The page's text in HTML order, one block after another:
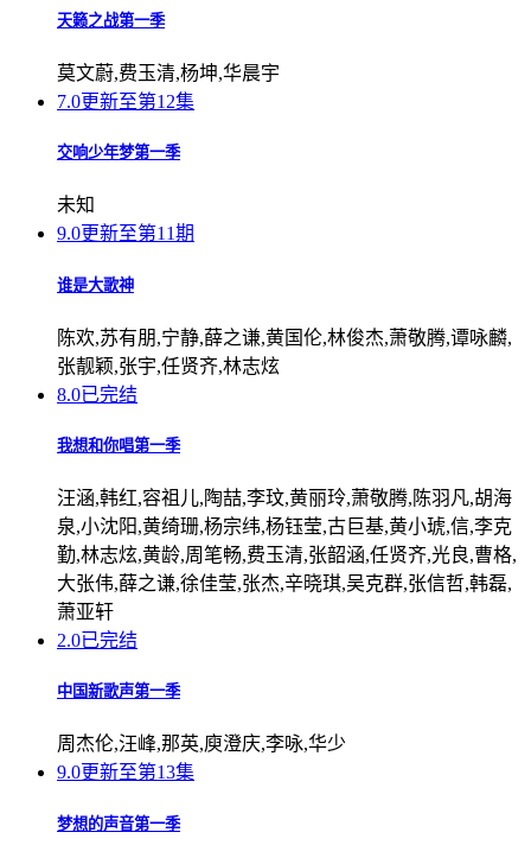
天籁之战第一季
莫文蔚,费玉清,杨坤,华晨宇
7.0更新至第12集
交响少年梦第一季
未知
9.0更新至第11期
谁是大歌神
陈欢,苏有朋,宁静,薛之谦,黄国伦,林俊杰,萧敬腾,谭咏麟,
张靓颖,张宇,任贤齐,林志炫
8.0已完结
我想和你唱第一季
汪涵,韩红,容祖儿,陶喆,李玟,黄丽玲,萧敬腾,陈羽凡,胡海
泉,小沈阳,黄绮珊,杨宗纬,杨钰莹,古巨基,黄小琥,信,李克
勤,林志炫,黄龄,周笔畅,费玉清,张韶涵,任贤齐,光良,曹格,
大张伟,薛之谦,徐佳莹,张杰,辛晓琪,吴克群,张信哲,韩磊,
萧亚轩
2.0已完结
中国新歌声第一季
周杰伦,汪峰,那英,庾澄庆,李咏,华少
9.0更新至第13集
梦想的声音第一季